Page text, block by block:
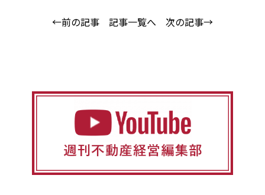
←前の記事 記事一覧へ 次の記事→